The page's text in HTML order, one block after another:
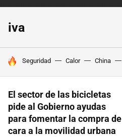
iva
HOY SE HABLA DE
Seguridad Calor China
El sector de las bicicletas
pide al Gobierno ayudas
para fomentar la compra de
cara a la movilidad urbana